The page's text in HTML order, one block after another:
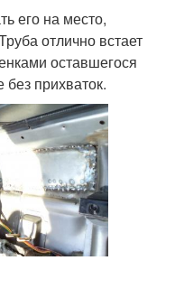
его на место,
отлично встает
оставшегося
прихваток.